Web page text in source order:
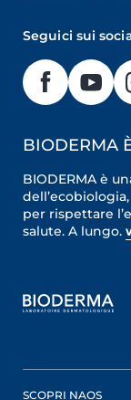
Seguici sui
BIODERMA
BIODERMA è
per rispettare
salute. A lungo.
SCOPRI NAOS